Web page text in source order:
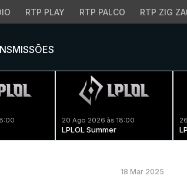
RTP PLAY RTP PALCO RTP ZIG
20 Ago 2026 às 18:00
LPLOL Summer
18 Mar 2025